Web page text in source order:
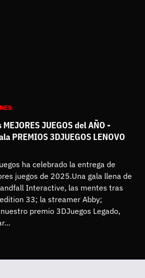
JUEGOS del AÑO -
PREMIOS 3DJUEGOS LENOVO
ha celebrado la entrega de
juegos de 2025.Una gala llena de
Interactive, las mentes tras
33; la streamer Abby;
premio 3DJuegos Legado,